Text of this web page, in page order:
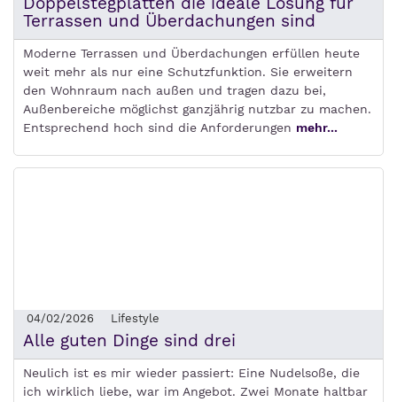
Terrassen und Überdachungen sind
Moderne Terrassen und Überdachungen erfüllen heute
weit mehr als nur eine Schutzfunktion. Sie erweitern
den Wohnraum nach außen und tragen dazu bei,
Außenbereiche möglichst ganzjährig nutzbar zu machen.
Entsprechend hoch sind die Anforderungen mehr...
04/02/2026 Lifestyle
Alle guten Dinge sind drei
Neulich ist es mir wieder passiert: Eine Nudelsoße, die
ich wirklich liebe, war im Angebot. Zwei Monate haltbar